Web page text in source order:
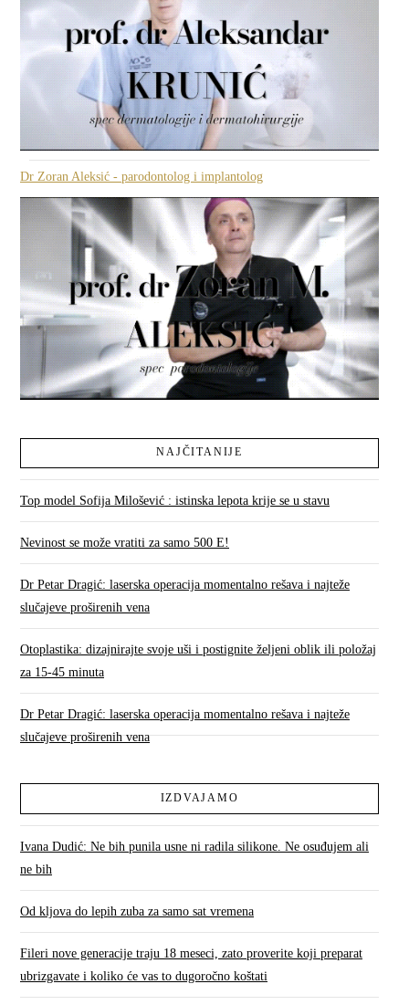
Dr Zoran Aleksić - parodontolog i implantolog
NAJČITANIJE
Top model Sofija Milošević : istinska lepota krije se u stavu
Nevinost se može vratiti za samo 500 E!
Dr Petar Dragić: laserska operacija momentalno rešava i najteže
slučajeve proširenih vena
Otoplastika: dizajnirajte svoje uši i postignite željeni oblik ili položaj
za 15-45 minuta
Dr Petar Dragić: laserska operacija momentalno rešava i najteže
slučajeve proširenih vena
IZDVAJAMO
Ivana Dudić: Ne bih punila usne ni radila silikone. Ne osuđujem ali
ne bih
Od kljova do lepih zuba za samo sat vremena
Fileri nove generacije traju 18 meseci, zato proverite koji preparat
ubrizgavate i koliko će vas to dugoročno koštati